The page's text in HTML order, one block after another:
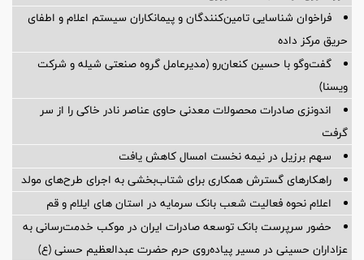
فراخوان شناسایی تامین‌کنندگان و پیمانکاران سیستم اعلام و اطفای
حریق مرکز داده
گفت‌وگو با حسین كنعان‌رو (مدیرعامل گروه صنعتی شیله و شركت
ویسنا)
اندونزی صادرات محصولات معدنی حاوی عناصر نادر خاکی را از سر
گرفت
سهم برزیل در نیمه نخست امسال کاهش یافت
راهکارهای گسترش همکاری برای شتاب‌بخشی به اجرای طرح‌های مولد
اعلام نحوه فعالیت شعب بانک سرمایه در استان های ایلام و قم
حضور سرپرست بانک توسعه صادرات ایران در موکب خدمت‌رسانی به
عزاداران حسینی در مسیر پیاده‌روی حرم حضرت عبدالعظیم حسنی (ع)